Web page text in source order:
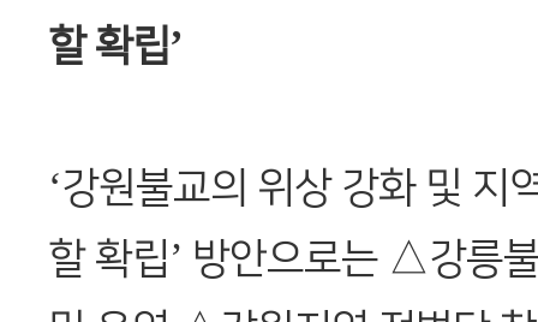
할 확립’
‘강원불교의 위상 강화 및 지
할 확립’ 방안으로는 △강릉